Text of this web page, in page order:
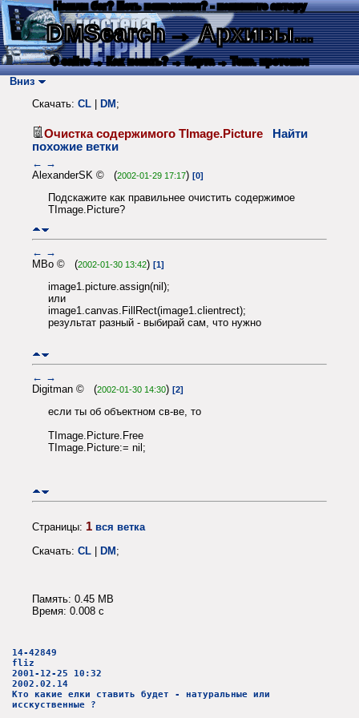
Нашли баг? Есть пожелания? - напишите автору
DMSearch→ Архивы...
О сайте → Как искать? → Карта → Текс. протокол
Вниз
Скачать: CL DM ;
Очистка содержимого TImage.Picture
Найти
похожие ветки
← →
AlexanderSK © (2002-01-29 17:17) [0]
Подскажите как правильнее очистить содержимое
TImage.Picture?
← →
MBo © (2002-01-30 13:42) [1]
image1.picture.assign(nil);
или
image1.canvas.FillRect(image1.clientrect);
результат разный - выбирай сам, что нужно
← →
Digitman © (2002-01-30 14:30) [2]
если ты об объектном св-ве, то
TImage.Picture.Free
TImage.Picture:= nil;
Страницы: 1 вся ветка
Скачать: CL | DM;
Память: 0.45 MB
Время: 0.008 c
14-42849
fliz
2001-12-25 10:32
2002.02.14
Кто какие елки ставить будет - натуральные или
исскуственные ?